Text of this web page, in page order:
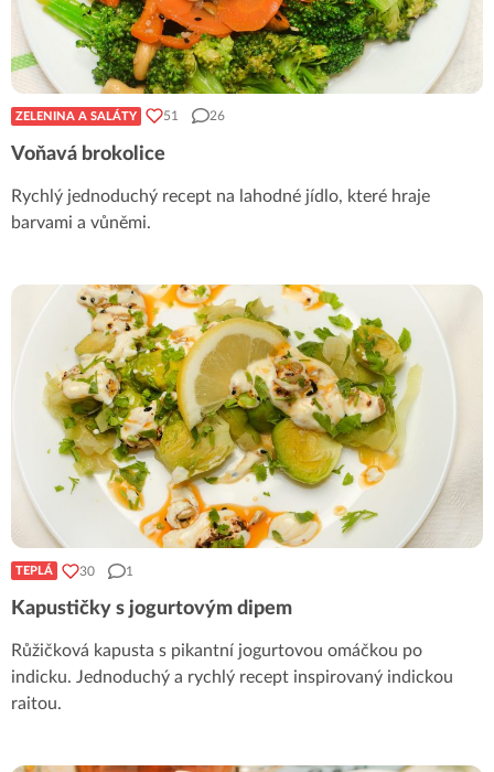
ZELENINA A SALÁTY 51 26
Voňavá brokolice
Rychlý jednoduchý recept na lahodné jídlo, které hraje
barvami a vůněmi.
TEPLÁ 30 1
Kapustičky s jogurtovým dipem
Růžičková kapusta s pikantní jogurtovou omáčkou po
indicku. Jednoduchý a rychlý recept inspirovaný indickou
raitou.